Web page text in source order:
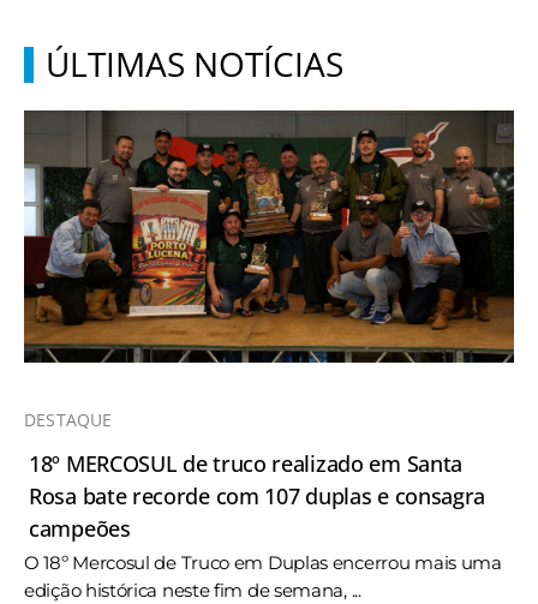
ÚLTIMAS NOTÍCIAS
DESTAQUE
18º MERCOSUL de truco realizado em Santa
Rosa bate recorde com 107 duplas e consagra
campeões
O 18º Mercosul de Truco em Duplas encerrou mais uma
edição histórica neste fim de semana, ...